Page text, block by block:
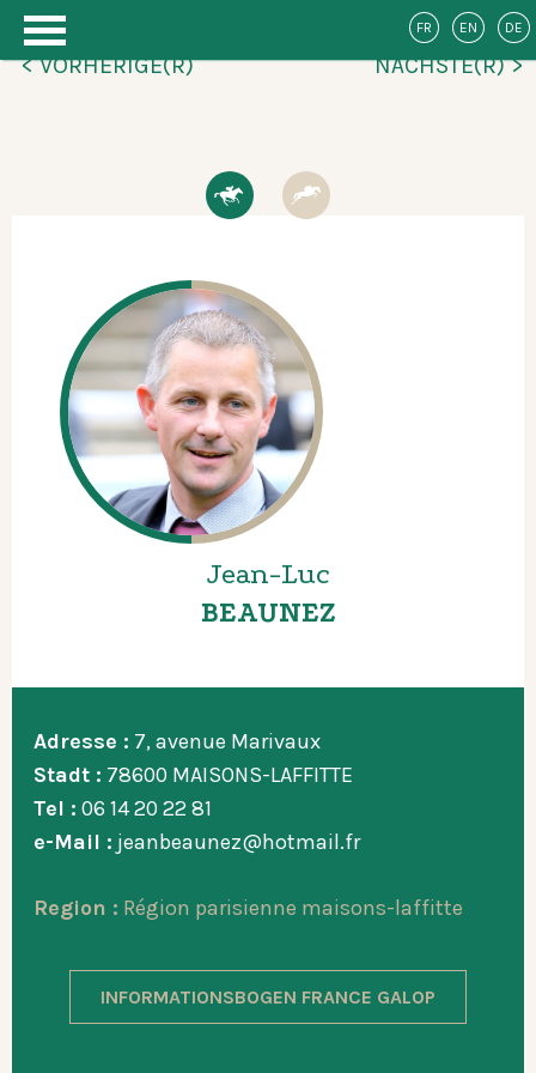
FR EN DE
< VORHERIGE(R) NÄCHSTE(R) >
Jean-Luc
BEAUNEZ
Adresse : 7, avenue Marivaux
Stadt : 78600 MAISONS-LAFFITTE
Tel : 06 14 20 22 81
e-Mail : jeanbeaunez@hotmail.fr
Region : Région parisienne maisons-laffitte
INFORMATIONSBOGEN FRANCE GALOP